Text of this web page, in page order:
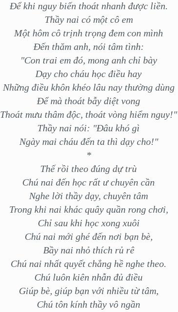
Để khi nguy biến thoát nhanh được liền.
Thầy nai có một cô em
Một hôm cô trịnh trọng đem con mình
Đến thăm anh, nói tâm tình:
"Con trai em đó, mong anh chỉ bày
Dạy cho cháu học điều hay
Những điều khôn khéo lâu nay thường dùng
Để mà thoát bẫy diệt vong
Thoát mưu thâm độc, thoát vòng hiểm nguy!"
Thầy nai nói: "Đâu khó gì
Ngày mai cháu đến ta thì dạy cho!"
*
Thế rồi theo đúng dự trù
Chú nai đến học rất ư chuyên cần
Nghe lời thầy dạy, chuyên tâm
Trong khi nai khác quây quần rong chơi,
Chỉ sau khi học xong xuôi
Chú nai mới ghé đến nơi bạn bè,
Bầy nai nhỏ thích rủ rê
Chú nai nhất quyết chẳng hề nghe theo.
Chú luôn kiên nhẫn đủ điều
Giúp bè, giúp bạn với nhiều từ tâm,
Chú tôn kính thầy vô ngần